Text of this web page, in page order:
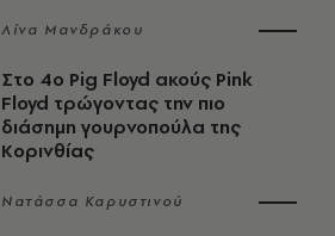
Λίνα Μανδράκου
Στο 4ο Pig Floyd ακούς Pink
Floyd τρώγοντας την πιο
διάσημη γουρνοπούλα της
Κορινθίας
Νατάσσα Καρυστινού